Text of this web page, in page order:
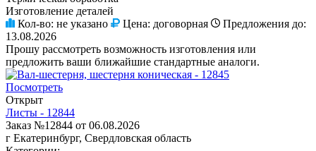
Изготовление деталей
Кол-во: не указано Цена: договорная
Предложения до:
13.08.2026
Прошу рассмотреть возможность изготовления или
предложить ваши ближайшие стандартные аналоги.
Посмотреть
Открыт
Листы - 12844
Заказ №12844 от 06.08.2026
г Екатеринбург, Свердловская область